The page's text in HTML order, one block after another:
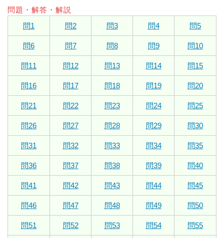
問題・解答・解説
問1
問2 問3 問4 問5
問6 問7 問8 問9 問10
問11 問12 問13 問14 問15
問16 問17 問18 問19 問20
問21 問22 問23 問24 問25
問26 問27 問28 問29 問30
問31 問32 問33 問34 問35
問36 問37 問38 問39 問40
問41 問42 問43 問44 問45
問46 問47 問48 問49 問50
問51 問52 問53 問54 問55